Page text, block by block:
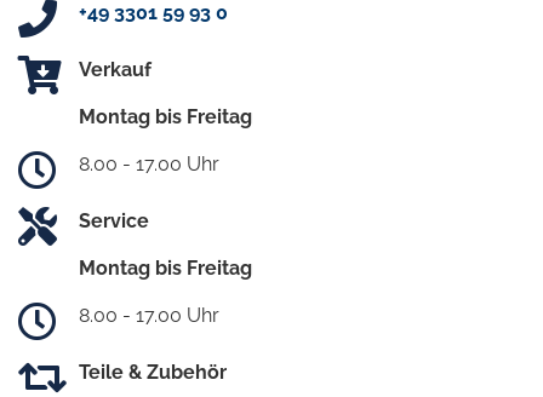
+49 3301 59 93 0
Verkauf
Montag bis Freitag
8.00 - 17.00 Uhr
Service
Montag bis Freitag
8.00 - 17.00 Uhr
Teile & Zubehör